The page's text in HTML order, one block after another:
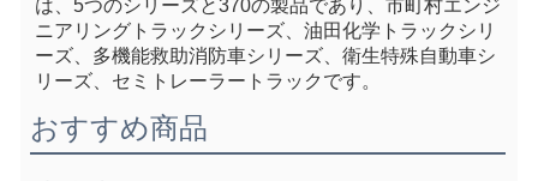
は、5つのシリーズと370の製品であり、市町村エンジ
ニアリングトラックシリーズ、油田化学トラックシリ
ーズ、多機能救助消防車シリーズ、衛生特殊自動車シ
リーズ、セミトレーラートラックです。
おすすめ商品